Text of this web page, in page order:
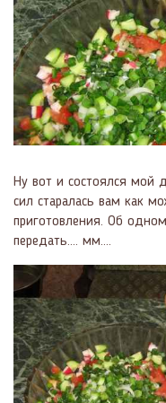
Ну вот и состоялся мой
сил старалась вам как
приготовления. Об
передать.... мм....